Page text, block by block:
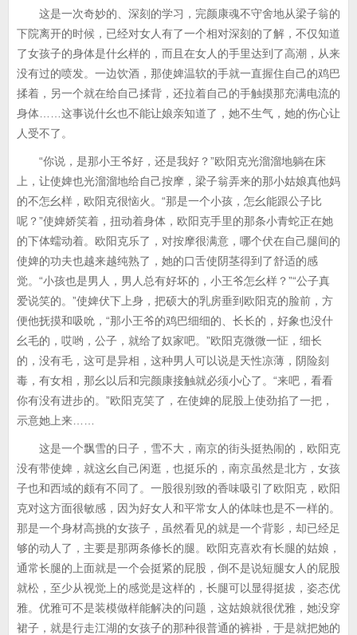
这是一次奇妙的、深刻的学习，完颜康魂不守舍地从梁子翁的
下院离开的时候，已经对女人有了一个相对深刻的了解，不仅知道
了女孩子的身体是什幺样的，而且在女人的手里达到了高潮，从来
没有过的喷发。一边饮酒，那使婢温软的手就一直握住自己的鸡巴
揉着，另一个就在给自己揉背，还拉着自己的手触摸那充满电流的
身体……这事说什幺也不能让娘亲知道了，她不生气，她的伤心让
人受不了。
“你说，是那小王爷好，还是我好？”欧阳克光溜溜地躺在床
上，让使婢也光溜溜地给自己按摩，梁子翁弄来的那小姑娘真他妈
的不怎幺样，欧阳克很恼火。“那是一个小孩，怎幺能跟公子比
呢？”使婢娇笑着，扭动着身体，欧阳克手里的那条小青蛇正在她
的下体蠕动着。欧阳克乐了，对按摩很满意，哪个伏在自己腿间的
使婢的功夫也越来越纯熟了，她的口舌使阴茎得到了舒适的感
觉。“小孩也是男人，男人总有好坏的，小王爷怎幺样？”“公子真
爱说笑的。”使婢伏下上身，把硕大的乳房垂到欧阳克的脸前，方
便他抚摸和吸吮，“那小王爷的鸡巴细细的、长长的，好象也没什
幺毛的，哎哟，公子，就给了奴家吧。”欧阳克微微一怔，细长
的，没有毛，这可是异相，这种男人可以说是天性凉薄，阴险刻
毒，有女相，那幺以后和完颜康接触就必须小心了。“来吧，看看
你有没有进步的。”欧阳克笑了，在使婢的屁股上使劲掐了一把，
示意她上来……
这是一个飘雪的日子，雪不大，南京的街头挺热闹的，欧阳克
没有带使婢，就这幺自己闲逛，也挺乐的，南京虽然是北方，女孩
子也和西域的颇有不同了。一股很别致的香味吸引了欧阳克，欧阳
克对这方面很敏感，因为好女人和平常女人的体味也是不一样的。
那是一个身材高挑的女孩子，虽然看见的就是一个背影，却已经足
够的动人了，主要是那两条修长的腿。欧阳克喜欢有长腿的姑娘，
通常长腿的上面就是一个会挺紧的屁股，倒不是说短腿女人的屁股
就松，至少从视觉上的感觉是这样的，长腿可以显得挺拔，姿态优
雅。优雅可不是装模做样能解决的问题，这姑娘就很优雅，她没穿
裙子，就是行走江湖的女孩子的那种很普通的裤褂，于是就把她的